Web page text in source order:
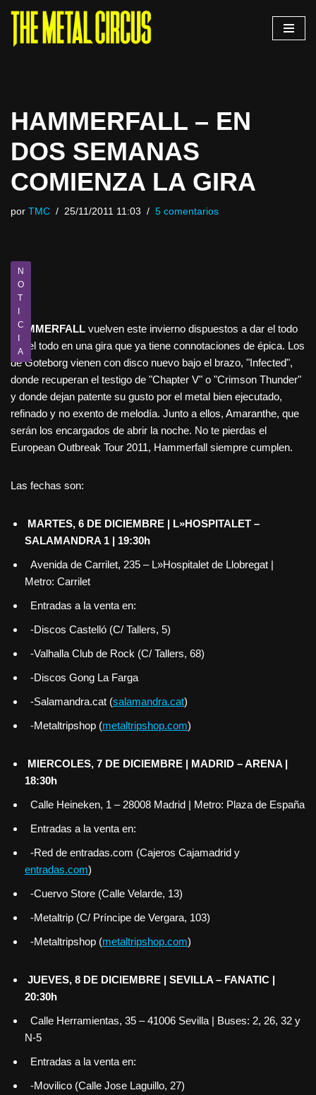
Saltar
HAMMERFALL – EN
DOS SEMANAS
COMIENZA LA GIRA
por TMC 25/11/2011 11:03 5 comentarios
N
O
T
I
C
I
A
HAMMERFALL vuelven este invierno dispuestos a dar el todo
por el todo en una gira que ya tiene connotaciones de épica. Los
de Goteborg vienen con disco nuevo bajo el brazo, "Infected",
donde recuperan el testigo de "Chapter V" o "Crimson Thunder"
y donde dejan patente su gusto por el metal bien ejecutado,
refinado y no exento de melodía. Junto a ellos, Amaranthe, que
serán los encargados de abrir la noche. No te pierdas el
European Outbreak Tour 2011, Hammerfall siempre cumplen.
Las fechas son:
MARTES, 6 DE DICIEMBRE | L»HOSPITALET –
SALAMANDRA 1 | 19:30h
Avenida de Carrilet, 235 – L»Hospitalet de Llobregat |
Metro: Carrilet
Entradas a la venta en:
-Discos Castelló (C/ Tallers, 5)
-Valhalla Club de Rock (C/ Tallers, 68)
-Discos Gong La Farga
-Salamandra.cat (salamandra.cat)
-Metaltripshop (metaltripshop.com)
MIERCOLES, 7 DE DICIEMBRE | MADRID – ARENA |
18:30h
Calle Heineken, 1 – 28008 Madrid | Metro: Plaza de España
Entradas a la venta en:
-Red de entradas.com (Cajeros Cajamadrid y
entradas.com)
-Cuervo Store (Calle Velarde, 13)
-Metaltrip (C/ Príncipe de Vergara, 103)
-Metaltripshop (metaltripshop.com)
JUEVES, 8 DE DICIEMBRE | SEVILLA – FANATIC |
20:30h
Calle Herramientas, 35 – 41006 Sevilla | Buses: 2, 26, 32 y
N-5
Entradas a la venta en:
-Movilico (Calle Jose Laguillo, 27)